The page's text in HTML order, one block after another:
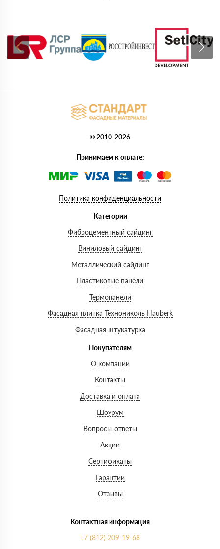
© 2010-2026
Принимаем к оплате:
Политика конфиденциальности
Категории
Фиброцементный сайдинг
Виниловый сайдинг
Металлический сайдинг
Пластиковые панели
Термопанели
Фасадная плитка Технониколь Hauberk
Фасадная штукатурка
Покупателям
О компании
Контакты
Доставка и оплата
Шоурум
Вопросы-ответы
Акции
Сертификаты
Гарантии
Отзывы
Контактная информация
+7 (812) 209-19-68